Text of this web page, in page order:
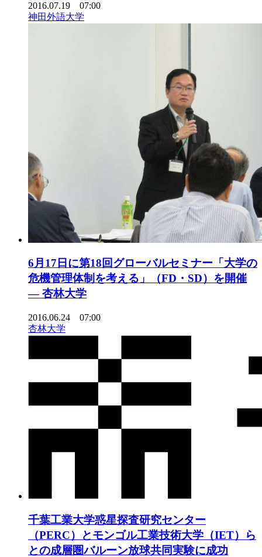
2016.07.19 07:00
神田外語大学
6月17日に第18回グローバルセミナー「大学の
危機管理体制を考える」（FD・SD）を開催
— 杏林大学
2016.06.24 07:00
杏林大学
千葉工業大学惑星探査研究センター
（PERC）とモンゴル工業技術大学（IET）ら
との成層圏バルーン放球共同実験に成功